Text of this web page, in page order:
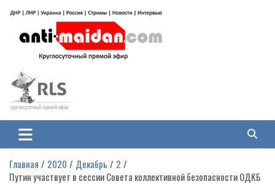
содержимому
Антимайдан: Гражданская война
на Украине
гражданской войне на Украине, включая события в Новороссии, ДНР,
ЛНР и других регионах.
Главная 2020 Декабрь
2
Путин участвует в сессии Совета коллективной безопасности ОДКБ